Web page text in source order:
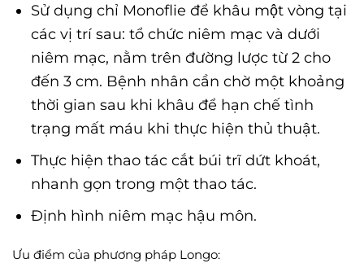
Sử dụng chỉ Monoflie để khâu một vòng tại
các vị trí sau: tổ chức niêm mạc và dưới
niêm mạc, nằm trên đường lược từ 2 cho
đến 3 cm. Bệnh nhân cần chờ một khoảng
thời gian sau khi khâu để hạn chế tình
trạng mất máu khi thực hiện thủ thuật.
Thực hiện thao tác cắt búi trĩ dứt khoát,
nhanh gọn trong một thao tác.
Định hình niêm mạc hậu môn.
Ưu điểm của phương pháp Longo: